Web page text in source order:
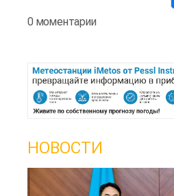
0 моментарии
НОВОСТИ